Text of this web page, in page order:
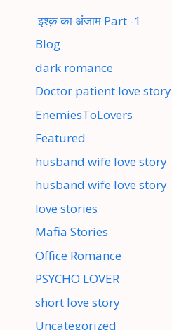
इश्क़ का अंजाम Part -1
Blog
dark romance
Doctor patient love story
EnemiesToLovers
Featured
husband wife love story
husband wife love story
love stories
Mafia Stories
Office Romance
PSYCHO LOVER
short love story
Uncategorized